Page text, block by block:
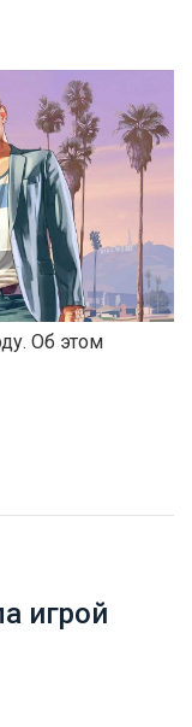
Об этом
игрой